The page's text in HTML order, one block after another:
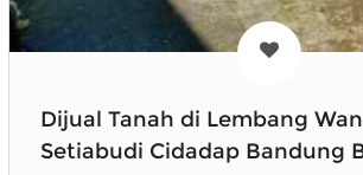
Dijual Tanah di Lembang
Setiabudi Cidadap Bandung